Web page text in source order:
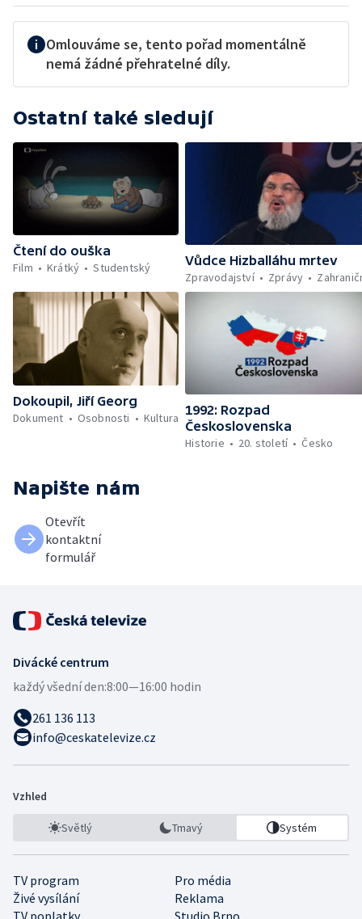
Omlouváme se, tento pořad momentálně
nemá žádné přehratelné díly.
Ostatní také sledují
Čtení do ouška
Film
Krátký Studentský
Vůdce Hizballáhu mrtev
Zpravodajství
Zprávy
Dokoupil, Jiří Georg
Dokument
Osobnosti Kultura
1992: Rozpad
Československa
Historie
20. století Česko
Napište nám
Otevřít
kontaktní
formulář
Divácké centrum
každý všední den:8:00—16:00 hodin
261 136 113
info@ceskatelevize.cz
Vzhled
Světlý Tmavý Systém
TV program
Pro média
Živé vysílání
Reklama